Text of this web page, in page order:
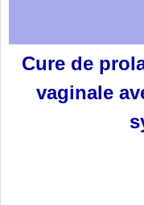
Cure de
vaginale